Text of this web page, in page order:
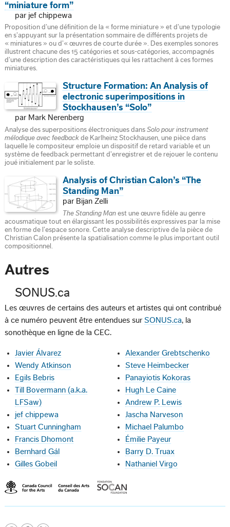
“miniature form”
par jef chippewa
Proposition d’une définition de la « forme miniature » et d’une typologie
en s’appuyant sur la présentation sommaire de différents projets de
« miniatures » ou d’« œuvres de courte durée ». Des exemples sonores
illustrent chacune des 15 catégories et sous-catégories, accompagnés
d’une description des caractéristiques qui les rattachent à ces formes
miniatures.
Structure Formation: An Analysis of
electronic superimpositions in
Stockhausen’s “Solo”
par Mark Nerenberg
Analyse des superpositions électroniques dansSolo pour instrument
mélodique avec feedback de Karlheinz Stockhausen, une pièce dans
laquelle le compositeur emploie un dispositif de retard variable et un
système de feedback permettant d’enregistrer et de rejouer le contenu
joué initialement par le soliste.
Analysis of Christian Calon’s “The
Standing Man”
par Bijan Zelli
The Standing Man est une œuvre fidèle au genre
acousmatique tout en élargissant les possibilités expressives par la mise
en forme de l’espace sonore. Cette analyse descriptive de la pièce de
Christian Calon présente la spatialisation comme le plus important outil
compositionnel.
Autres
SONUS.ca
Les œuvres de certains des auteurs et artistes qui ont contribué
à ce numéro peuvent être entendues surSONUS.ca, la
sonothèque en ligne de la CEC.
Javier Álvarez
Wendy Atkinson
Egils Bebris
Till Bovermann (a.k.a.
LFSaw)
jef chippewa
Stuart Cunningham
Francis Dhomont
Bernhard Gál
Gilles Gobeil
Alexander Grebtschenko
Steve Heimbecker
Panayiotis Kokoras
Hugh Le Caine
Andrew P. Lewis
Jascha Narveson
Michael Palumbo
Émilie Payeur
Barry D. Truax
Nathaniel Virgo